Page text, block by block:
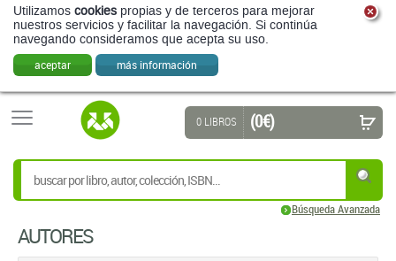
Utilizamos cookies propias y de terceros para mejorar
nuestros servicios y facilitar la navegación. Si continúa
navegando consideramos que acepta su uso.
aceptar más información
Búsqueda Avanzada
0 LIBROS (0 €)
AUTORES